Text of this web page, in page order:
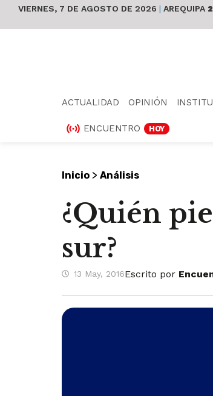
VIERNES, 7 DE AGOSTO DE 2026 | AREQUIPA
ACTUALIDAD OPINIÓN
ENCUENTRO HOY
Inicio > Análisis
¿Quién
sur?
13 May, 2016Escrito por